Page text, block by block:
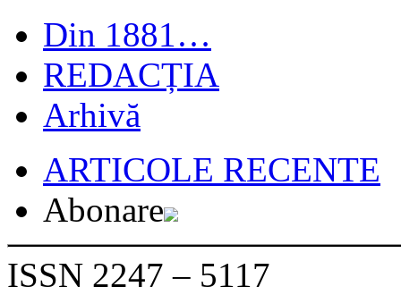
Din 1881…
REDACȚIA
Arhivă
ARTICOLE RECENTE
Abonare
ISSN 2247 – 5117